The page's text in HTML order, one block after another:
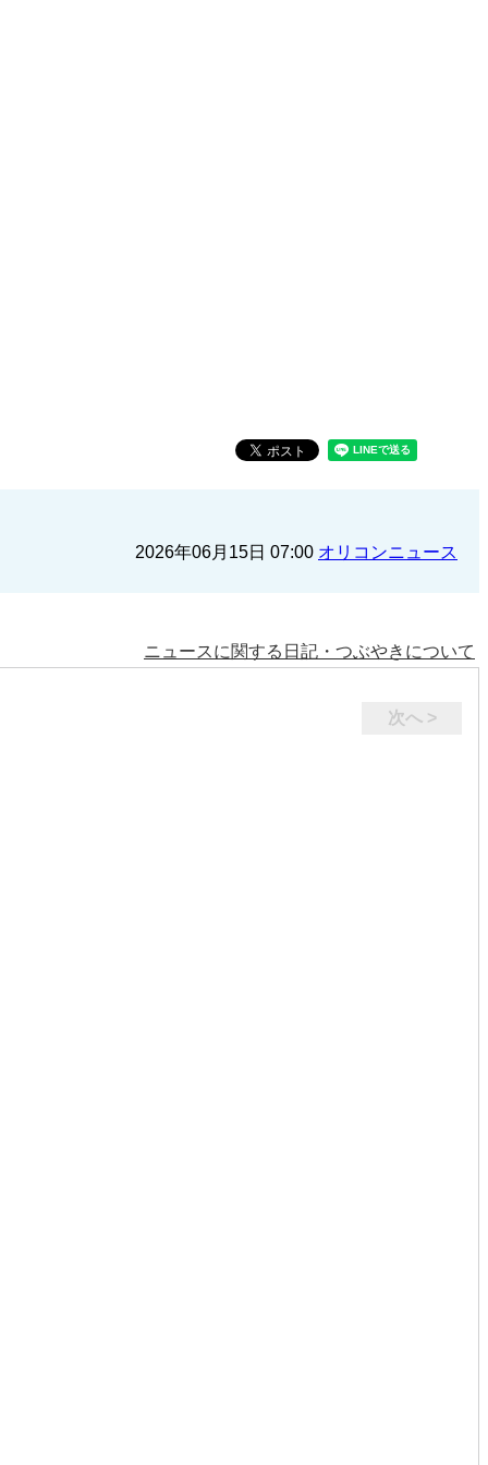
2026年06月15日 07:00 オリコンニュース
ニュースに関する日記・つぶやきについて
次へ >